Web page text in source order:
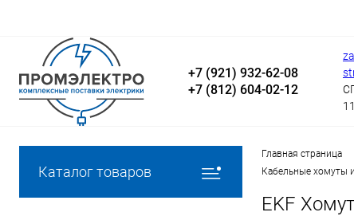
+7 (921) 932-62-08
+7 (812) 604-02-12
Каталог товаров
Главная страница
Кабельные хомуты
EKF